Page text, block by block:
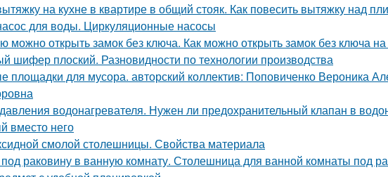
на кухне в квартире в общий стояк. Как повесить вытяжку над
для воды. Циркуляционные насосы
открыть замок без ключа. Как можно открыть замок без ключа
шифер плоский. Разновидности по технологии производства
площадки для мусора. авторский коллектив: Поповиченко Вероника
водонагревателя. Нужен ли предохранительный клапан в
вместо него
смолой столешницы. Свойства материала
раковину в ванную комнату. Столешница для ванной комнаты под